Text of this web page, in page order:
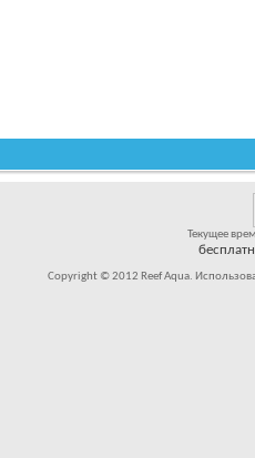
Текущее
Copyright © 2012 Reef Aqua.